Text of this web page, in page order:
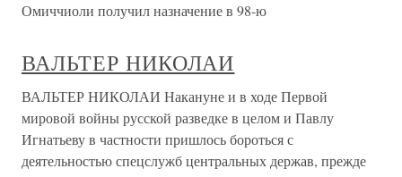
Омиччиоли получил назначение в 98-ю
ВАЛЬТЕР НИКОЛАИ
ВАЛЬТЕР НИКОЛАИ Накануне и в ходе Первой
мировой войны русской разведке в целом и Павлу
Игнатьеву в частности пришлось бороться с
деятельностью спецслужб центральных держав, прежде